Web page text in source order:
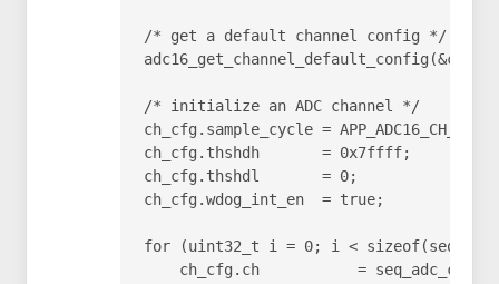
/* get a default channel config */
/* initialize an ADC channel */
ch_cfg.sample_cycle =
ch_cfg.thshdh       = 0x7ffff;
ch_cfg.thshdl       = 0;
ch_cfg.wdog_int_en  = true;
for (uint32_t i = 0; i <
ch_cfg.ch           =